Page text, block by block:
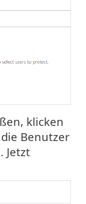
klicken
Benutzer
Jetzt